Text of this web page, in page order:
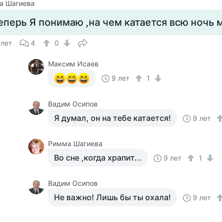
Шагиева
Я понимаю ,на чем катается всю ночь
4 0
Максим Исаев
9 лет
1
Вадим Осипов
Я думал, он на тебе катается! 9 лет
Римма Шагиева
Во сне ,когда храпит... 9 лет 1
Вадим Осипов
Не важно! Лишь бы ты охала! 9 лет